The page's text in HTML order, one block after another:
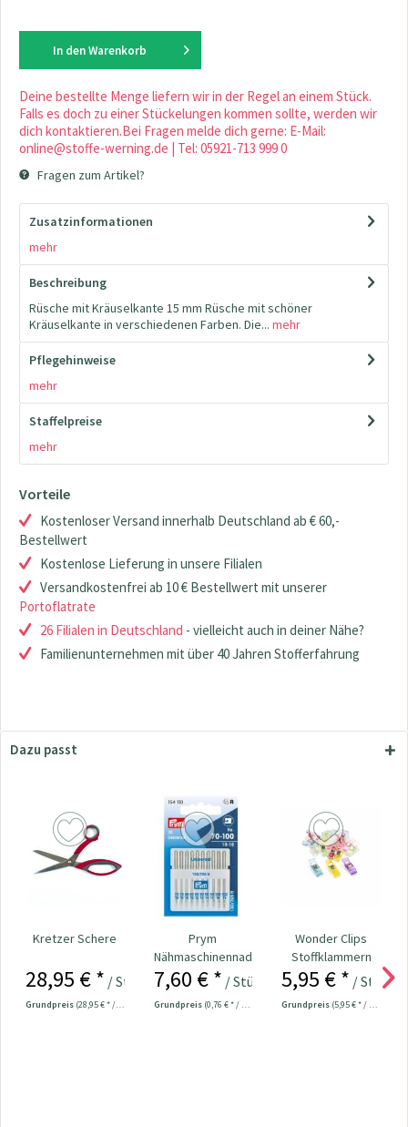
In den Warenkorb
Deine bestellte Menge liefern wir in der Regel an einem Stück.
Falls es doch zu einer Stückelungen kommen sollte, werden wir
dich kontaktieren.Bei Fragen melde dich gerne: E-Mail:
online@stoffe-werning.de | Tel: 05921-713 999 0
Fragen zum Artikel?
Zusatzinformationen
mehr
Beschreibung
Rüsche mit Kräuselkante 15 mm Rüsche mit schöner
Kräuselkante in verschiedenen Farben. Die... mehr
Pflegehinweise
mehr
Staffelpreise
mehr
Vorteile
Kostenloser Versand innerhalb Deutschland ab € 60,-
Bestellwert
Kostenlose Lieferung in unsere Filialen
Versandkostenfrei ab 10 € Bestellwert mit unserer
Portoflatrate
26 Filialen in Deutschland - vielleicht auch in deiner Nähe?
Familienunternehmen mit über 40 Jahren Stofferfahrung
Dazu passt
Kretzer Schere
28,95 € * / Stück
Grundpreis (28,95 € * / 1 Stück)
Prym
Nähmaschinennadeln
130/705
Universal...
7,60 € * / Stück
Grundpreis (0,76 € * / 1 Stück)
Wonder Clips
Stoffklammern
klein - 20 Stück
5,95 € * / Stück
Grundpreis (5,95 € * / 1 Stück)